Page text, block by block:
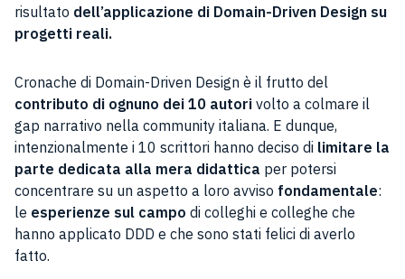
risultato dell’applicazione di Domain-Driven Design su
progetti reali.
Cronache di Domain-Driven Design è il frutto del
contributo di ognuno dei 10 autori volto a colmare il
gap narrativo nella community italiana. E dunque,
intenzionalmente i 10 scrittori hanno deciso di limitare la
parte dedicata alla mera didattica per potersi
concentrare su un aspetto a loro avviso fondamentale:
le esperienze sul campo di colleghi e colleghe che
hanno applicato DDD e che sono stati felici di averlo
fatto.